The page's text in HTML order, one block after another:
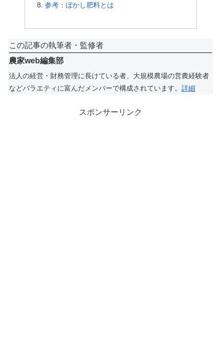
参考：ぼかし肥料とは
この記事の執筆者・監修者
農家web編集部
法人の経営・財務管理に長けている者、大規模農場の営農経験者
などバラエティに富んだメンバーで構成されています。 詳細
スポンサーリンク